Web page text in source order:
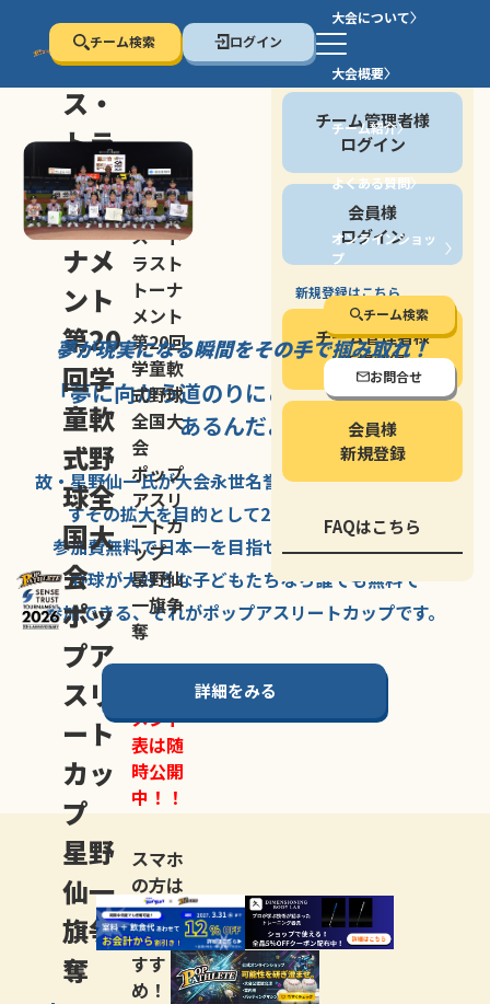
チーム検索 ログイン
大会について
大会概要
チーム紹介
よくある質問
オンラインショッ
プ
チーム検索
お問合せ
停止する
セン
ス・
トラ
スト
トー
ナメ
ント
第20
回学
童軟
式野
球全
国大
会
ポッ
プア
スリ
ート
カッ
プ
星野
仙一
旗争
奪
セン
ス・ト
ラスト
トーナ
メント
第20回
学童軟
式野球
全国大
会
ポップ
アスリ
ートカ
ップ
星野仙
一旗争
奪
メント
表は随
時公開
中！！
スマホ
の方は
LINE登
録がお
すす
め！
会員の方
チーム管理者様
ログイン
会員様
ログイン
新規登録はこちら
チーム管理者様
新規登録
会員様
新規登録
FAQはこちら
夢が現実になる瞬間をその手で掴み取れ！
「夢に向かう道のりにこそ大きな意味が
あるんだよ」
故・星野仙一氏が大会永世名誉会長を務める、野球の
すその拡大を目的として2007年に
参加費無料で日本一を目指せる唯一の野球大会。
野球が大好きな子どもたちなら誰でも無料で
参加できる、それがポップアスリートカップです。
詳細をみる